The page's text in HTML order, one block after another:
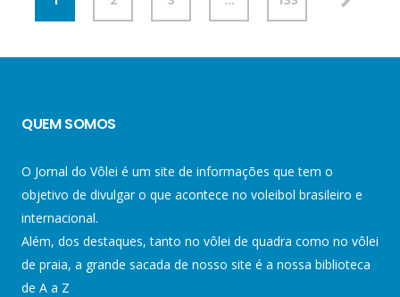
QUEM SOMOS
O Jornal do Vôlei é um site de informações que tem o
objetivo de divulgar o que acontece no voleibol brasileiro e
internacional.
Além, dos destaques, tanto no vôlei de quadra como no vôlei
de praia, a grande sacada de nosso site é a nossa biblioteca
de A a Z